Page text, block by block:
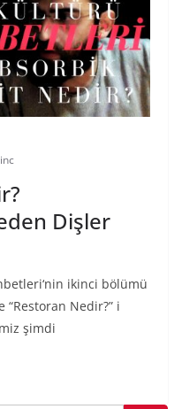
Dişler
ikinci bölümü
“Restoran Nedir?” i
şimdi